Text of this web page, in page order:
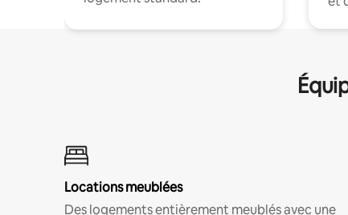
Locations meublées
Des logements entièrement meublés avec une